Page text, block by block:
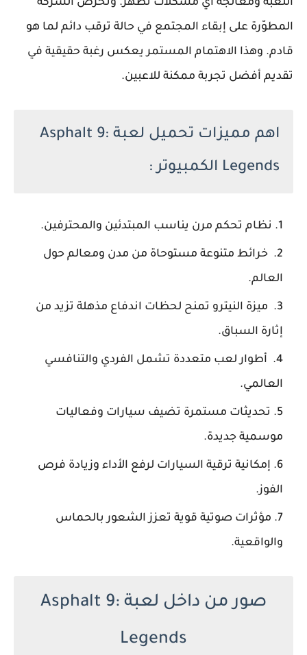
المطوّرة على إبقاء المجتمع في حالة ترقب دائم لما هو
قادم. وهذا الاهتمام المستمر يعكس رغبة حقيقية في
تقديم أفضل تجربة ممكنة للاعبين.
اهم مميزات تحميل لعبة Asphalt 9:
Legends الكمبيوتر :
نظام تحكم مرن يناسب المبتدئين والمحترفين.
خرائط متنوعة مستوحاة من مدن ومعالم حول
العالم.
ميزة النيترو تمنح لحظات اندفاع مذهلة تزيد من
إثارة السباق.
أطوار لعب متعددة تشمل الفردي والتنافسي
العالمي.
تحديثات مستمرة تضيف سيارات وفعاليات
موسمية جديدة.
إمكانية ترقية السيارات لرفع الأداء وزيادة فرص
الفوز.
مؤثرات صوتية قوية تعزز الشعور بالحماس
والواقعية.
صور من داخل لعبة Asphalt 9:
Legends